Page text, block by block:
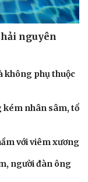
nguyên
không phụ thuộc
kém nhân sâm, tổ
với viêm xương
người đàn ông